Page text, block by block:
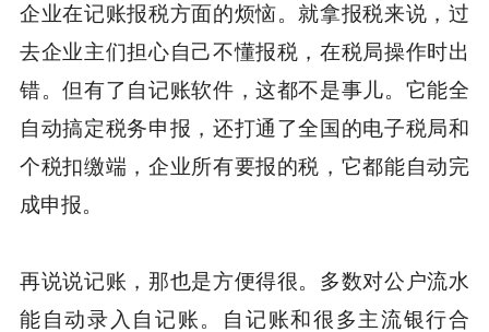
企业在记账报税方面的烦恼。就拿报税来说，过
去企业主们担心自己不懂报税，在税局操作时出
错。但有了自记账软件，这都不是事儿。它能全
自动搞定税务申报，还打通了全国的电子税局和
个税扣缴端，企业所有要报的税，它都能自动完
成申报。
再说说记账，那也是方便得很。多数对公户流水
能自动录入自记账。自记账和很多主流银行合